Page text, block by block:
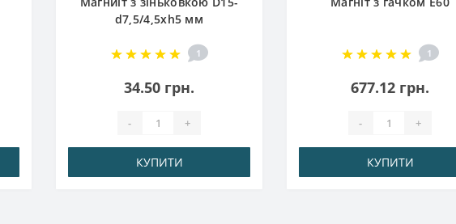
d7,5/4,5хh5 мм
1
34.50 грн.
- +
КУПИТИ
1
677.12 грн.
- +
КУПИТИ